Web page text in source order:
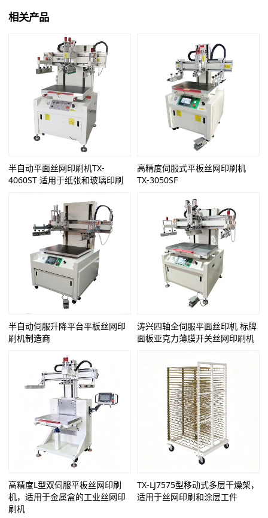
相关产品
半自动平面丝网印刷机TX-
4060ST 适用于纸张和玻璃印刷
高精度伺服式平板丝网印刷机
TX-3050SF
半自动伺服升降平台平板丝网印
刷机制造商
涛兴四轴全伺服平面丝印机 标牌
面板亚克力薄膜开关丝网印刷机
高精度L型双伺服平板丝网印刷
机，适用于金属盒的工业丝网印
刷机
TX-LJ7575型移动式多层干燥架，
适用于丝网印刷和涂层工件